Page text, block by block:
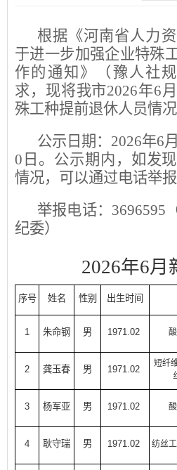
根据《河南省人力
于进一步加强企业特殊
作的通知》（豫人社
求，现将我市2026年6
殊工种提前退休人员情况
公示日期：2026年6
0 日。公示期内，如发
情况，可以通过电话举报
举报电话：3696595
纪委）
2026年6
序号 姓名 性别 出生时间
1 朱命钢 男 1971.02
2 龚玉春 男 1971.02
短纤
3 杨军亚 男 1971.02
4 耿守瑞 男 1971.02 纺丝